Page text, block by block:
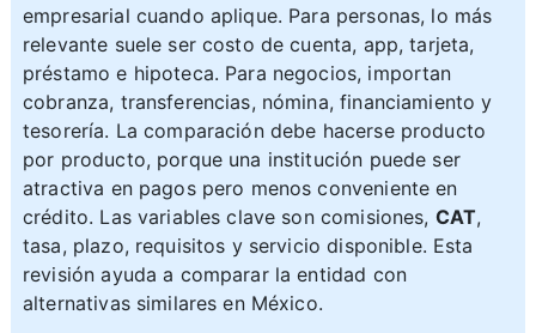
empresarial cuando aplique. Para personas, lo más
relevante suele ser costo de cuenta, app, tarjeta,
préstamo e hipoteca. Para negocios, importan
cobranza, transferencias, nómina, financiamiento y
tesorería. La comparación debe hacerse producto
por producto, porque una institución puede ser
atractiva en pagos pero menos conveniente en
crédito. Las variables clave son comisiones, CAT,
tasa, plazo, requisitos y servicio disponible. Esta
revisión ayuda a comparar la entidad con
alternativas similares en México.